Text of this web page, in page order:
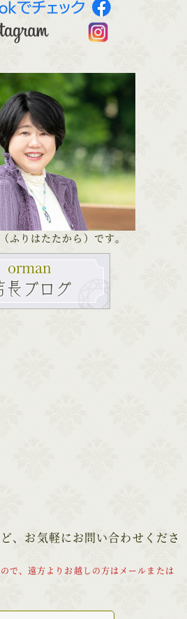
ふりはたたから）です。
、お気軽にお問い合わせくださ
で、遠方よりお越しの方はメールまたは